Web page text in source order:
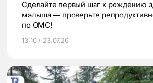
Сделайте первый шаг к рождению
малыша — проверьте
по ОМС!
13:10 / 23.07.26